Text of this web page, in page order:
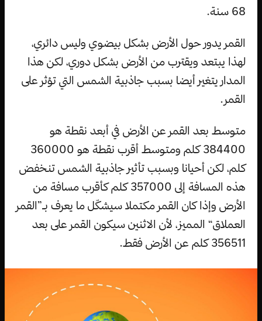
68 سنة.
القمر يدور حول الأرض بشكل بيضوي وليس دائري،
لهذا يبتعد ويقترب من الأرض بشكل دوري، لكن هذا
المدار يتغير أيضا بسبب جاذبية الشمس التي تؤثر على
القمر.
متوسط بعد القمر عن الأرض في أبعد نقطة هو
384400 كلم ومتوسط أقرب نقطة هو 360000
كلم، لكن أحيانا وبسبب تأثير جاذبية الشمس تنخفض
هذه المسافة إلى 357000 كلم كأقرب مسافة من
الأرض وإذا كان القمر مكتملا سيشكّل ما يعرف بـ”القمر
العملاق“ المميز، لأن الاثنين سيكون القمر على بعد
356511 كلم عن الأرض فقط.